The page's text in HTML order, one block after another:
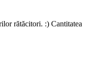
rătăcitori. :) Cantitatea